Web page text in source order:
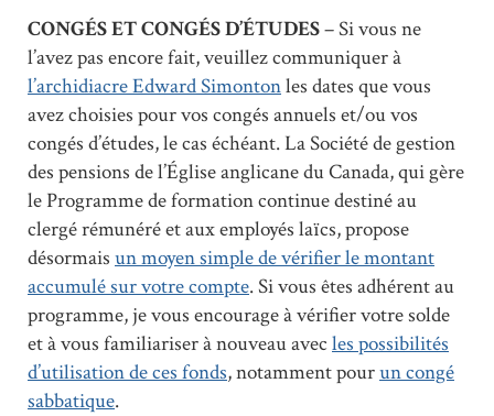
CONGÉS ET CONGÉS D’ÉTUDES– Si vous ne
l’avez pas encore fait, veuillez communiquer à
l’archidiacre Edward Simontonles dates que vous
avez choisies pour vos congés annuels et/ou vos
congés d’études, le cas échéant. La Société de gestion
des pensions de l’Église anglicane du Canada, qui gère
le Programme de formation continue destiné au
clergé rémunéré et aux employés laïcs, propose
désormais un moyen simple de vérifier le montant
accumulé sur votre compte. Si vous êtes adhérent au
programme, je vous encourage à vérifier votre solde
et à vous familiariser à nouveau avec les possibilités
d’utilisation de ces fonds, notamment pourun congé
sabbatique.